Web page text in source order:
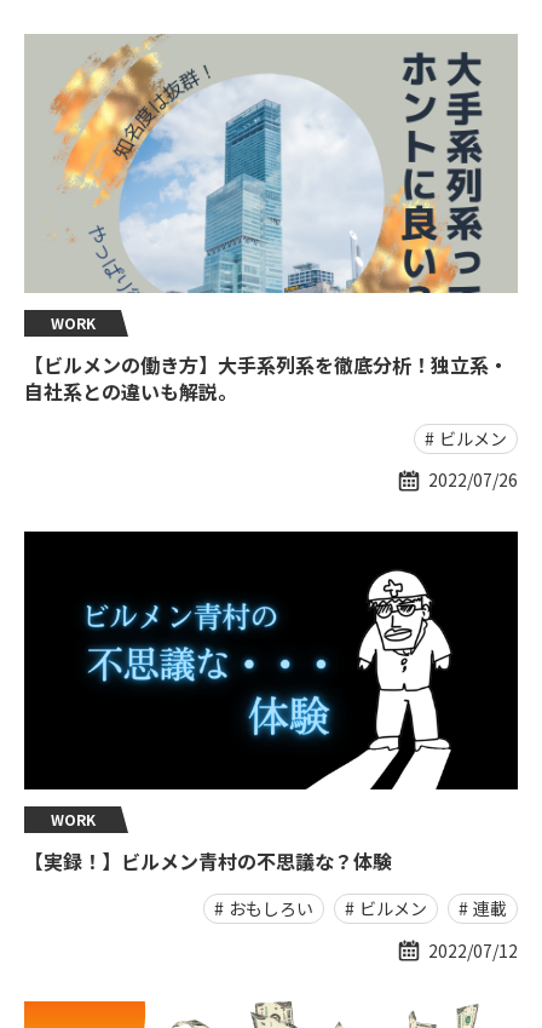
WORK
【ビルメンの働き方】大手系列系を徹底分析！独立系・
自社系との違いも解説。
ビルメン
2022/07/26
WORK
【実録！】ビルメン青村の不思議な？体験
おもしろい ビルメン
連載
2022/07/12